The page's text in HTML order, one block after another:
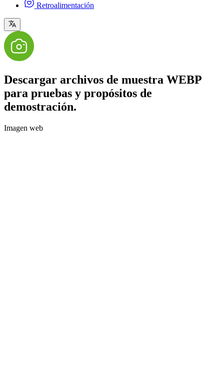
Retroalimentación
Descargar archivos de muestra WEBP
para pruebas y propósitos de
demostración.
Imagen web